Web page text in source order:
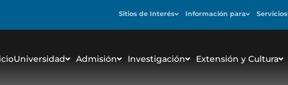
Sitios de Interés Información para Servicios
Universidad Admisión Investigación Extensión y Cultura